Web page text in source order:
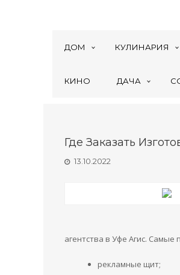
ДОМ КУЛИНАРИЯ
КИНО ДАЧА
Где Заказать
13.10.2022
агентства в Уфе Агис.
рекламные щит;